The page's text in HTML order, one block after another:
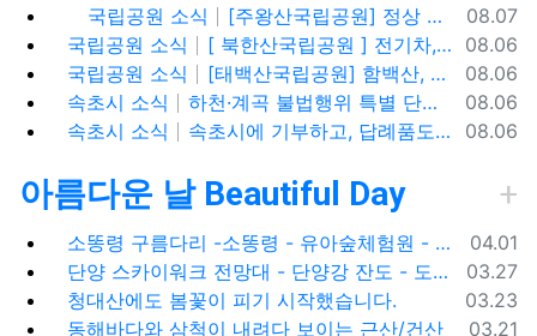
등록일
08.07
국립공원 소식
[주왕산국립공원] 정상 주봉 코스와 용추협곡 트래킹
등록일
08.06
국립공원 소식
[ 북한산국립공원 ] 전기차,수소차 등 무공해차량만 이용할 수 있는100% 친환경 야영장 - 북한산 사기막야영장
등록일
08.06
국립공원 소식
[태백산국립공원] 함백산, 운무가 가득한 싱그러운 풍경 속을 걷다
등록일
08.06
속초시 소식
하천·계곡 불법행위 특별 단속기간 운영
등록일
08.06
속초시 소식 속초시에 기부하고, 답례품도 1+1으로 받아가세요!
아름다운 날 Beautiful Day
등록일
04.01
소똥령 구름다리 -소똥령 - 유아숲체험원 - 장신유원지 / 캠핑장
등록일
03.27
단양 스카이워크 전망대 - 단양강 잔도 - 도담삼봉 / 석문 - 영월 청령포 입장료 주차료
등록일
03.23
청대산에도 봄꽃이 피기 시작했습니다.
등록일
03.21
동해바다와 삼척이 내려다 보이는 근산/건산